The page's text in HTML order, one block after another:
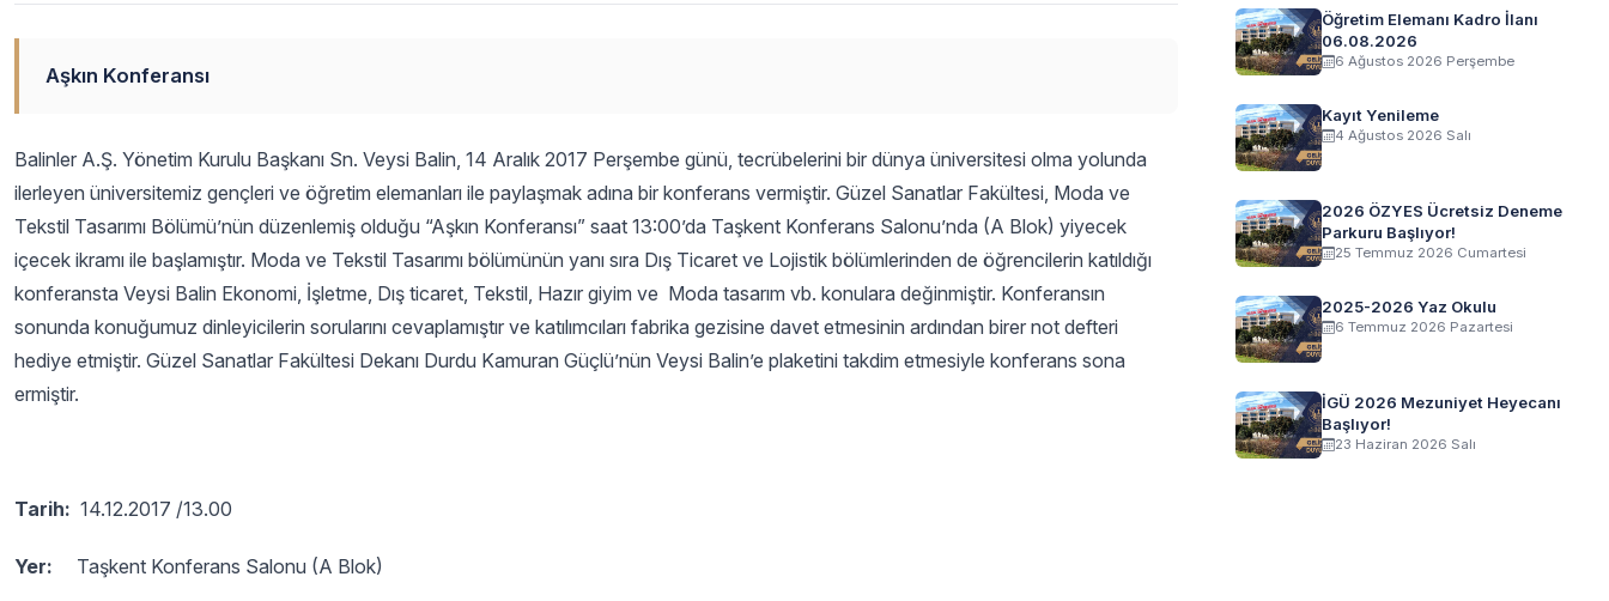
Aşkın Konferansı
Balinler A.Ş. Yönetim Kurulu Başkanı Sn. Veysi Balin, 14 Aralık 2017 Perşembe günü, tecrübelerini bir dünya üniversitesi olma yolunda
ilerleyen üniversitemiz gençleri ve öğretim elemanları ile paylaşmak adına bir konferans vermiştir. Güzel Sanatlar Fakültesi, Moda ve
Tekstil Tasarımı Bölümü’nün düzenlemiş olduğu “Aşkın Konferansı” saat 13:00’da Taşkent Konferans Salonu’nda (A Blok) yiyecek
içecek ikramı ile başlamıştır. Moda ve Tekstil Tasarımı bölümünün yanı sıra Dış Ticaret ve Lojistik bölümlerinden de öğrencilerin katıldığı
konferansta Veysi Balin Ekonomi, İşletme, Dış ticaret, Tekstil, Hazır giyim ve Moda tasarım vb. konulara değinmiştir. Konferansın
sonunda konuğumuz dinleyicilerin sorularını cevaplamıştır ve katılımcıları fabrika gezisine davet etmesinin ardından birer not defteri
hediye etmiştir. Güzel Sanatlar Fakültesi Dekanı Durdu Kamuran Güçlü’nün Veysi Balin’e plaketini takdim etmesiyle konferans sona
ermiştir.
Tarih: 14.12.2017 /13.00
Yer: Taşkent Konferans Salonu (A Blok)
Öğretim Elemanı Kadro İlanı
06.08.2026
6 Ağustos 2026 Perşembe
Kayıt Yenileme
4 Ağustos 2026 Salı
2026 ÖZYES Ücretsiz Deneme
Parkuru Başlıyor!
25 Temmuz 2026 Cumartesi
2025-2026 Yaz Okulu
6 Temmuz 2026 Pazartesi
İGÜ 2026 Mezuniyet Heyecanı
Başlıyor!
23 Haziran 2026 Salı